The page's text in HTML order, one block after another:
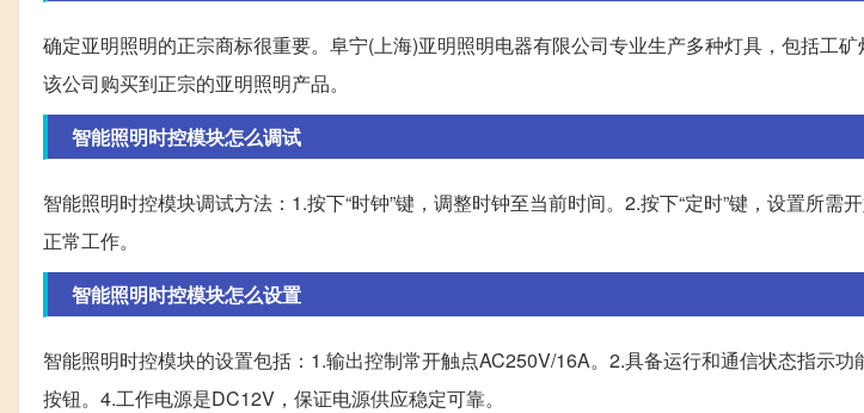
确定亚明照明的正宗商标很重要。阜宁(上海)亚明照明电器有限公司专业生产多种灯具，包括工
该公司购买到正宗的亚明照明产品。
智能照明时控模块怎么调试
智能照明时控模块调试方法：1.按下“时钟”键，调整时钟至当前时间。2.按下“定时”键，设置所需
正常工作。
智能照明时控模块怎么设置
智能照明时控模块的设置包括：1.输出控制常开触点AC250V/16A。2.具备运行和通信状态指示
按钮。4.工作电源是DC12V，保证电源供应稳定可靠。